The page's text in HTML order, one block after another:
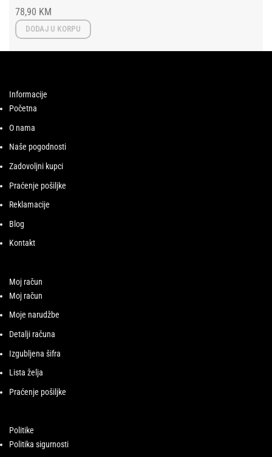
78,90 KM
DODAJ U KORPU
Informacije
Početna
O nama
Naše pogodnosti
Zadovoljni kupci
Praćenje pošiljke
Reklamacije
Blog
Kontakt
Moj račun
Moj račun
Moje narudžbe
Detalji računa
Izgubljena šifra
Lista želja
Praćenje pošiljke
Politike
Politika sigurnosti